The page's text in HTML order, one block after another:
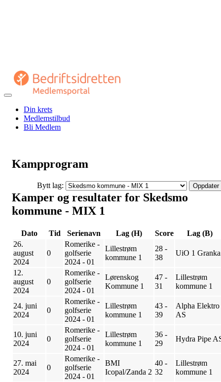
Veksle
navigasjonDin krets
Medlemstilbud
Bli Medlem
Kampprogram
Bytt lag: Oppdater
Kamper og resultater for Skedsmo
kommune - MIX 1
Dato Tid Serienavn Lag (H) Score
Lag (B)
26.
august
2024
0
Romerike -
golfserie
2024 - 01
Lillestrøm
kommune 1
28 -
38
UiO 1 Granka
12.
august
2024
0
Romerike -
golfserie
2024 - 01
Lørenskog
Kommune 1
47 -
31
Lillestrøm
kommune 1
24. juni
2024
0
Romerike -
golfserie
2024 - 01
Lillestrøm
kommune 1
43 -
39
Alpha Elektro
AS
10. juni
2024
0
Romerike -
golfserie
2024 - 01
Lillestrøm
kommune 1
36 -
29
Hydra Pipe
27. mai
2024
0
Romerike -
golfserie
2024 - 01
BMI
Icopal/Zanda 2
40 -
32
Lillestrøm
kommune 1